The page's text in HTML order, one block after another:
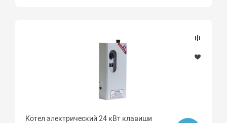
Котел электрический 24 кВт клавиши